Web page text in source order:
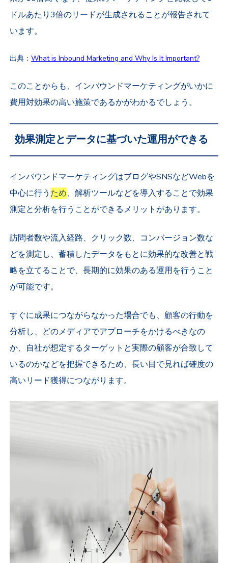
ドルあたり3倍のリードが生成されることが報告されて
います。
出典：What is Inbound Marketing and Why Is It Important?
このことからも、インバウンドマーケティングがいかに
費用対効果の高い施策であるかがわかるでしょう。
効果測定とデータに基づいた運用ができる
インバウンドマーケティングはブログやSNSなどWebを
中心に行う ため、解析ツールなどを導入することで効果
測定と分析を行うことができるメリットがあります。
訪問者数や流入経路、クリック数、コンバージョン数な
どを測定し、蓄積したデータをもとに効果的な改善と戦
略を立てることで、長期的に効果のある運用を行うこと
が可能です。
すぐに成果につながらなかった場合でも、顧客の行動を
分析し、どのメディアでアプローチをかけるべきなの
か、自社が想定するターゲットと実際の顧客が合致して
いるのかなどを把握できるため、長い目で見れば確度の
高いリード獲得につながります。